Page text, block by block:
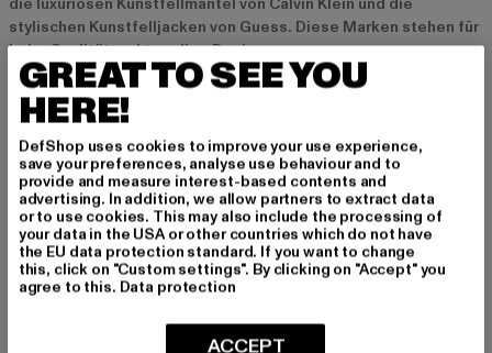
die luxuriösen Kunstfellmäntel von Calvin Klein und die
stylischen Kunstfelljacken von Guess. Diese Marken stehen für
hohe Qualität und trendige Designs.
Vorteile von Kunstfell
Tierfreundlichkeit und Nachhaltigkeit
Kunstfell ist eine tierfreundliche Alternative zu echtem Fell, da
für seine Herstellung keine Tiere leiden müssen. Zudem sind
moderne Kunstfellmaterialien oft langlebig und können
umweltfreundlicher produziert werden, was zur Nachhaltigkeit
beiträgt.
Vielseitigkeit und Flexibilität
GREAT TO SEE YOU
HERE!
DefShop uses cookies to improve your use experience,
save your preferences, analyse use behaviour and to
provide and measure interest-based contents and
advertising. In addition, we allow partners to extract data
or to use cookies. This may also include the processing of
your data in the USA or other countries which do not have
the EU data protection standard. If you want to change
this, click on "Custom settings". By clicking on "Accept" you
agree to this. Data protection
ACCEPT